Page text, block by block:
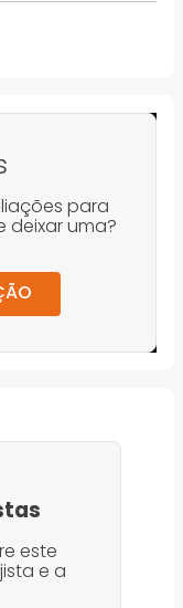
para
deixar uma?
este
e a